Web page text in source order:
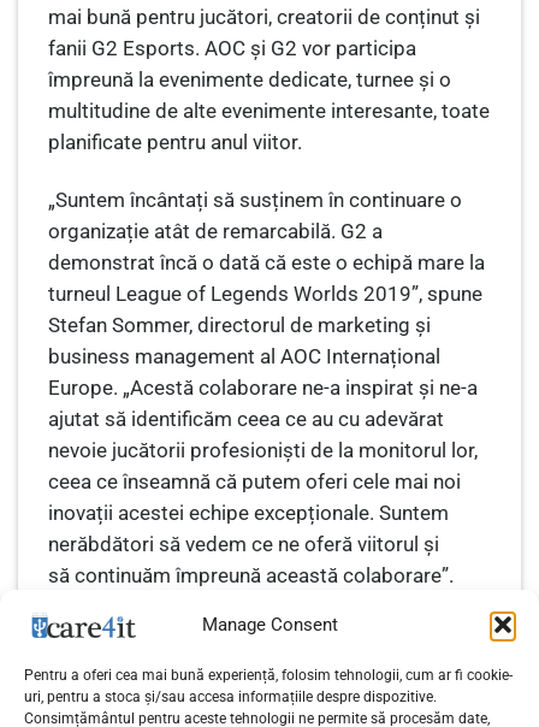
Manage Consent
Pentru a oferi cea mai bună experiență, folosim tehnologii, cum ar fi cookie-
uri, pentru a stoca și/sau accesa informațiile despre dispozitive.
Consimțământul pentru aceste tehnologii ne permite să procesăm date,
mai bună pentru jucători, creatorii de conținut și
fanii G2 Esports. AOC și G2 vor participa
împreună la evenimente dedicate, turnee și o
multitudine de alte evenimente interesante, toate
planificate pentru anul viitor.
„Suntem încântați să susținem în continuare o
organizație atât de remarcabilă. G2 a
demonstrat încă o dată că este o echipă mare la
turneul League of Legends Worlds 2019”, spune
Stefan Sommer, directorul de marketing și
business management al AOC Internațional
Europe. „Acestă colaborare ne-a inspirat și ne-a
ajutat să identificăm ceea ce au cu adevărat
nevoie jucătorii profesioniști de la monitorul lor,
ceea ce înseamnă că putem oferi cele mai noi
inovații acestei echipe excepționale. Suntem
nerăbdători să vedem ce ne oferă viitorul și
să continuăm împreună această colaborare”.